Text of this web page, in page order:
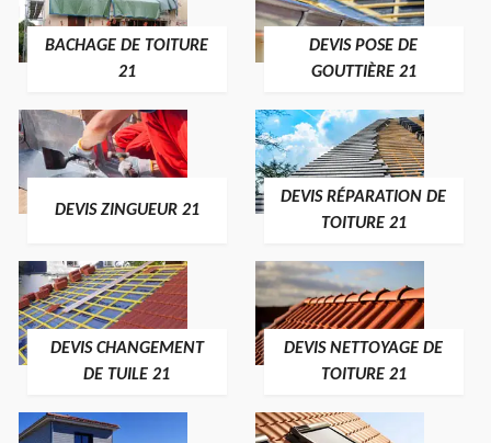
BACHAGE DE TOITURE
21
DEVIS POSE DE
GOUTTIÈRE 21
DEVIS ZINGUEUR 21
DEVIS RÉPARATION DE
TOITURE 21
DEVIS CHANGEMENT
DE TUILE 21
DEVIS NETTOYAGE DE
TOITURE 21